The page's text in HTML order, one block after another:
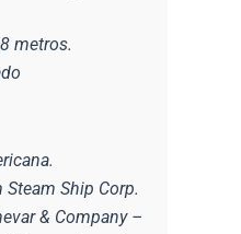
metros.
Ship Corp.
& Company –